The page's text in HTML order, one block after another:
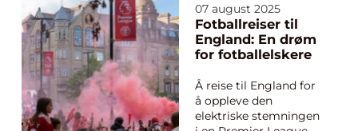
oppgraderer v&a...
07 august 2025
Fotballreiser til
England: En drøm
for fotballelskere
Å reise til England for
å oppleve den
elektriske stemningen